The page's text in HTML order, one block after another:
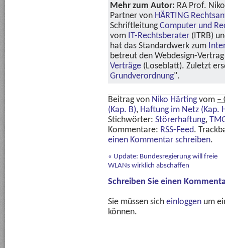
Mehr zum Autor: RA Prof.
Partner von HÄRTING
SchriftleitungComputer und
vom IT-Rechtsberater (ITRB)
hat das Standardwerk zum
betreut den Webdesign-
Verträge (Loseblatt). Zuletzt
Grundverordnung".
Beitrag von Niko Härtingvom –
(Kap. B), Haftung im Netz (Kap.
Stichwörter: Störerhaftung,
Kommentare: RSS-Feed.
einen Kommentar schreiben.
« Update: Bundesregierung will freie
WLANs wirklich abschaffen
Schreiben Sie einen
Sie müssen sich einloggen um
können.